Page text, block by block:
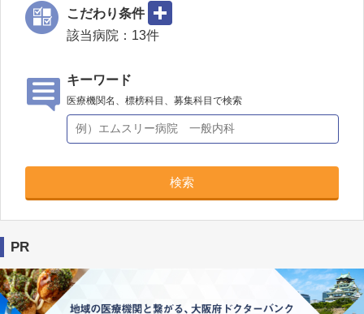
こだわり条件
該当病院： 13件
キーワード
医療機関名、標榜科目、募集科目で検索
検索
PR